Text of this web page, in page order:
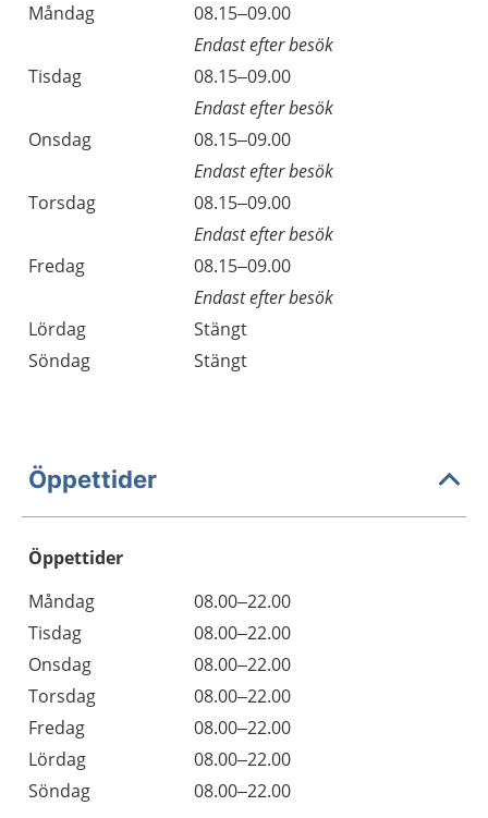
Måndag
08.15–09.00
Endast efter besök
Tisdag
08.15–09.00
Endast efter besök
Onsdag
08.15–09.00
Endast efter besök
Torsdag
08.15–09.00
Endast efter besök
Fredag
08.15–09.00
Endast efter besök
Lördag
Stängt
Söndag
Stängt
Öppettider
Öppettider
Dag
Öppettider
Kommentarer
Måndag
08.00–22.00
Tisdag
08.00–22.00
Onsdag
08.00–22.00
Torsdag
08.00–22.00
Fredag
08.00–22.00
Lördag
08.00–22.00
Söndag
08.00–22.00